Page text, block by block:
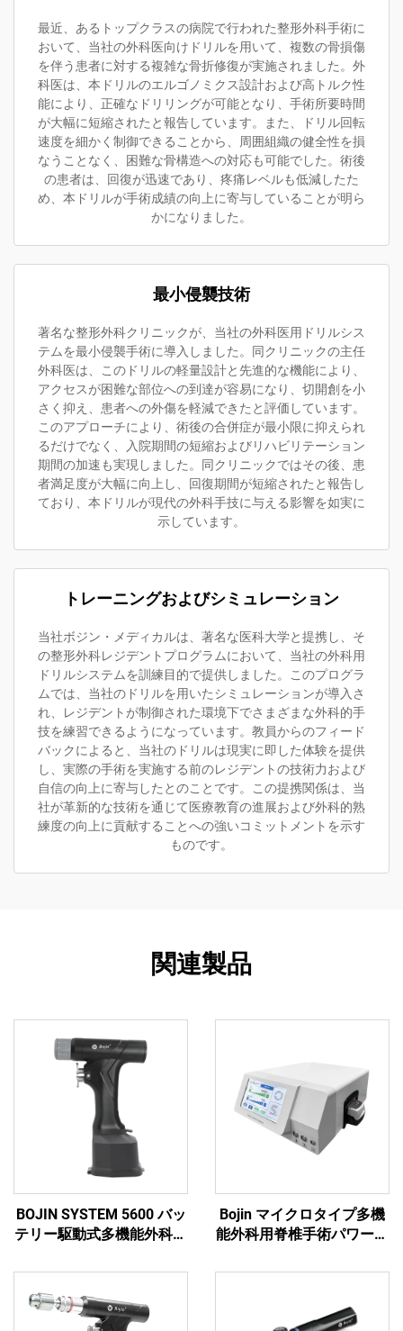
最近、あるトップクラスの病院で行われた整形外科手術に
おいて、当社の外科医向けドリルを用いて、複数の骨損傷
を伴う患者に対する複雑な骨折修復が実施されました。外
科医は、本ドリルのエルゴノミクス設計および高トルク性
能により、正確なドリリングが可能となり、手術所要時間
が大幅に短縮されたと報告しています。また、ドリル回転
速度を細かく制御できることから、周囲組織の健全性を損
なうことなく、困難な骨構造への対応も可能でした。術後
の患者は、回復が迅速であり、疼痛レベルも低減したた
め、本ドリルが手術成績の向上に寄与していることが明ら
かになりました。
最小侵襲技術
著名な整形外科クリニックが、当社の外科医用ドリルシス
テムを最小侵襲手術に導入しました。同クリニックの主任
外科医は、このドリルの軽量設計と先進的な機能により、
アクセスが困難な部位への到達が容易になり、切開創を小
さく抑え、患者への外傷を軽減できたと評価しています。
このアプローチにより、術後の合併症が最小限に抑えられ
るだけでなく、入院期間の短縮およびリハビリテーション
期間の加速も実現しました。同クリニックではその後、患
者満足度が大幅に向上し、回復期間が短縮されたと報告し
ており、本ドリルが現代の外科手技に与える影響を如実に
示しています。
トレーニングおよびシミュレーション
当社ボジン・メディカルは、著名な医科大学と提携し、そ
の整形外科レジデントプログラムにおいて、当社の外科用
ドリルシステムを訓練目的で提供しました。このプログラ
ムでは、当社のドリルを用いたシミュレーションが導入さ
れ、レジデントが制御された環境下でさまざまな外科的手
技を練習できるようになっています。教員からのフィード
バックによると、当社のドリルは現実に即した体験を提供
し、実際の手術を実施する前のレジデントの技術力および
自信の向上に寄与したとのことです。この提携関係は、当
社が革新的な技術を通じて医療教育の進展および外科的熟
練度の向上に貢献することへの強いコミットメントを示す
ものです。
関連製品
BOJIN SYSTEM 5600 バッ
テリー駆動式多機能外科用
Bojin マイクロタイプ多機
能外科用脊椎手術パワーツ